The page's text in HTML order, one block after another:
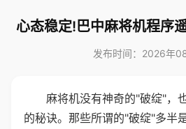
心态稳定!巴中麻将机程序
发布时间：2026年
麻将机没有神奇的"破绽"，
的秘诀。那些所谓的"破绽"多半